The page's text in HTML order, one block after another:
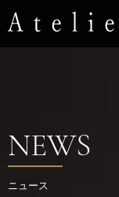
NEWS
ニュース